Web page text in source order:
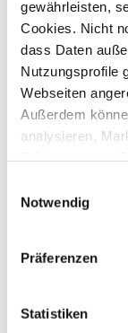
gewährleisten,
Cookies. Nicht
dass Daten
Nutzungsprofile
Webseiten
Außerdem
analysieren,
Für die
Cookies,
Gerät
„Zustimmen“
Sie in unserer
umfasst zeitlich
Notwendig
Präferenzen
Statistiken